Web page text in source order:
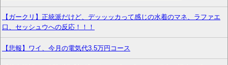
【ガークリ】正統派だけど、デッッッカって感じの水着のマネ、ラファエ
口、セッシュウへの反応！！！
【悲報】ワイ、今月の電気代3.5万円コース